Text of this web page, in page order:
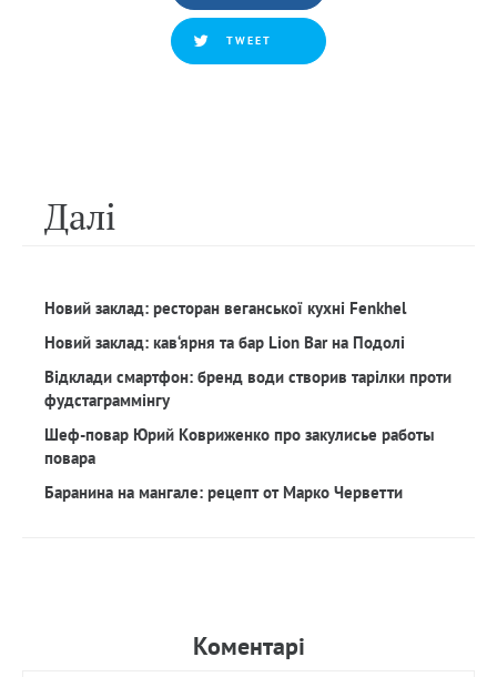
TWEET
Далi
Новий заклад: ресторан веганської кухні Fenkhel
Новий заклад: кав‘ярня та бар Lion Bar на Подолі
Відклади смартфон: бренд води створив тарілки проти
фудстаграммінгу
Шеф-повар Юрий Ковриженко про закулисье работы
повара
Баранина на мангале: рецепт от Марко Черветти
Коментарi